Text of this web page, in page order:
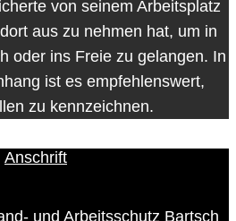
von seinem Arbeitsplatz
aus zu nehmen hat, um in
oder ins Freie zu gelangen. In
ist es empfehlenswert,
zu kennzeichnen.
Anschrift
und Arbeitsschutz Bartsch